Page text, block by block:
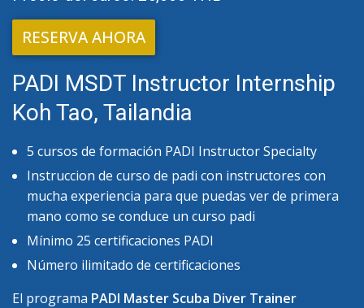
RESERVA AHORA
PADI MSDT Instructor Internship
Koh Tao, Tailandia
5 cursos de formación PADI Instructor Specialty
Instruccion de curso de padi con instructores con
mucha experiencia para que puedas ver de primera
mano como se conduce un curso padi
Mínimo 25 certificaciones PADI
Número ilimitado de certificaciones
El programa PADI Master Scuba Diver Trainer